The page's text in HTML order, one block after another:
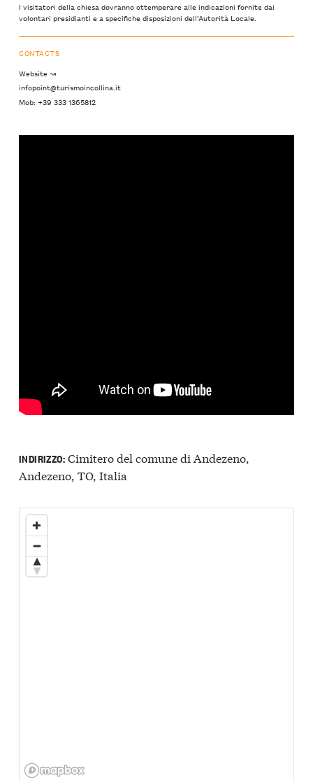
I visitatori della chiesa dovranno ottemperare alle indicazioni fornite dai
volontari presidianti e a specifiche disposizioni dell’Autorità Locale.
CONTACTS
Website ↝
infopoint@turismoincollina.it
Mob: +39 333 1365812
INDIRIZZO:Cimitero del comune di Andezeno,
Andezeno, TO, Italia